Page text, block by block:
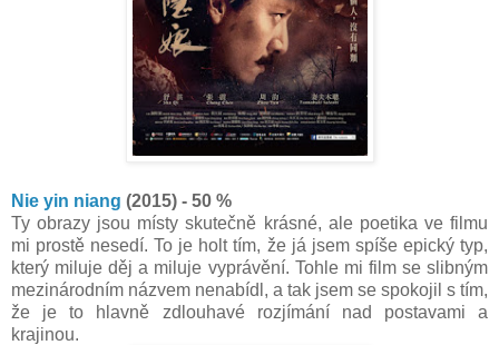
Nie yin niang (2015) - 50 %
Ty obrazy jsou místy skutečně krásné, ale poetika ve filmu
mi prostě nesedí. To je holt tím, že já jsem spíše epický typ,
který miluje děj a miluje vyprávění. Tohle mi film se slibným
mezinárodním názvem nenabídl, a tak jsem se spokojil s tím,
že je to hlavně zdlouhavé rozjímání nad postavami a
krajinou.